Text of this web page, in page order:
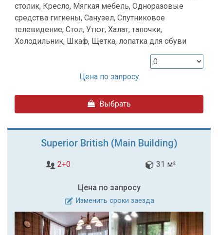
столик, Кресло, Мягкая мебель, Одноразовые
средства гигиены, Санузел, Спутниковое
телевидение, Стол, Утюг, Халат, тапочки,
Холодильник, Шкаф, Щетка, лопатка для обуви
Цена по запросу
Выбрать
Superior British (Main Building)
2+0 31 м²
Цена по запросу
Изменить сроки заезда